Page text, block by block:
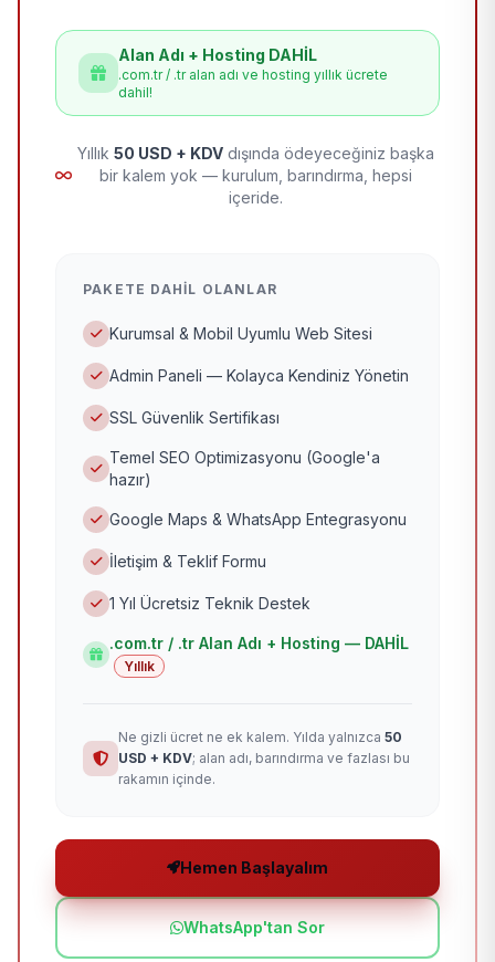
Alan Adı + Hosting DAHİL
.com.tr / .tr alan adı ve hosting yıllık ücrete
dahil!
Yıllık 50 USD + KDV dışında ödeyeceğiniz başka
bir kalem yok — kurulum, barındırma, hepsi
içeride.
PAKETE DAHIL OLANLAR
Kurumsal & Mobil Uyumlu Web Sitesi
Admin Paneli — Kolayca Kendiniz Yönetin
SSL Güvenlik Sertifikası
Temel SEO Optimizasyonu (Google'a
hazır)
Google Maps & WhatsApp Entegrasyonu
İletişim & Teklif Formu
1 Yıl Ücretsiz Teknik Destek
.com.tr / .tr Alan Adı + Hosting — DAHİL
Yıllık
Ne gizli ücret ne ek kalem. Yılda yalnızca 50
USD + KDV; alan adı, barındırma ve fazlası bu
rakamın içinde.
Hemen Başlayalım
WhatsApp'tan Sor